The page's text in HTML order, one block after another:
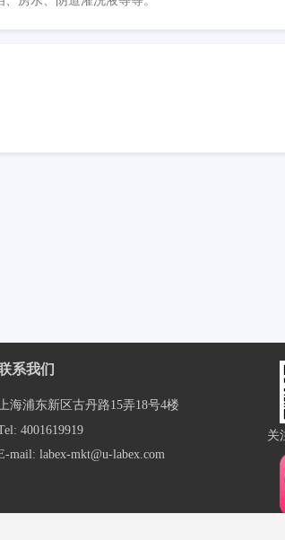
系我们
海浦东新区古丹路15弄18号4楼
4001619919
mail: labex-mkt@u-labex.com
关